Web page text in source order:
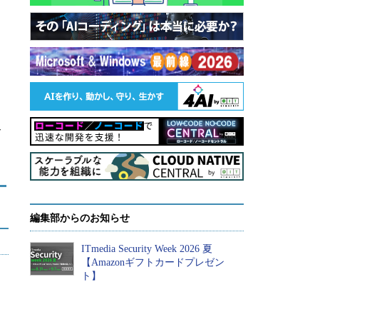
編集部からのお知らせ
ITmedia Security Week 2026 夏
【Amazonギフトカードプレゼン
ト】